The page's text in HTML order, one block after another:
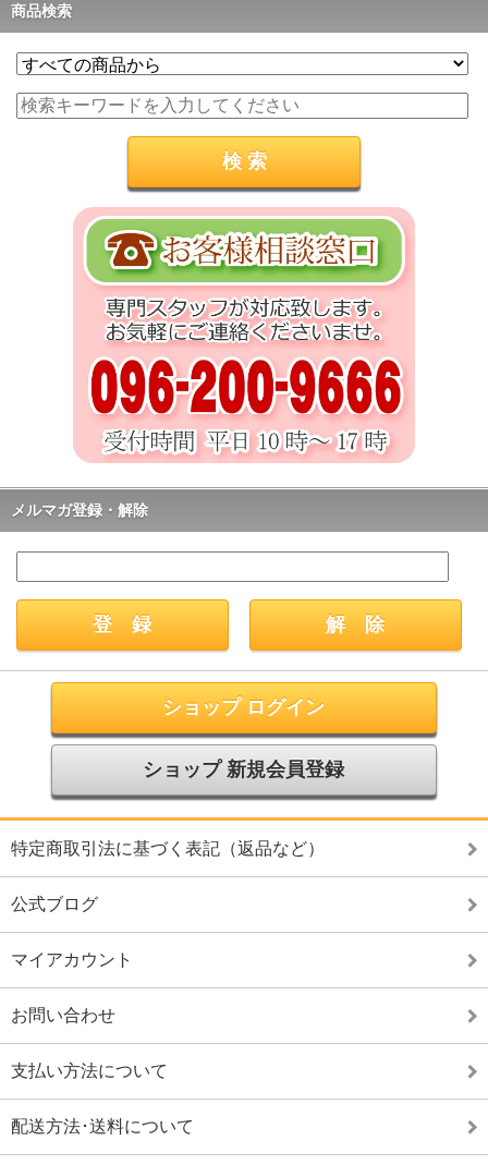
商品検索
メルマガ登録・解除
ショップ ログイン
ショップ 新規会員登録
特定商取引法に基づく表記（返品など）
公式ブログ
マイアカウント
お問い合わせ
支払い方法について
配送方法･送料について